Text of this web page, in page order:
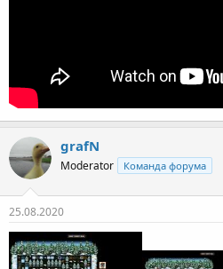
grafN
Moderator Команда форума
25.08.2020